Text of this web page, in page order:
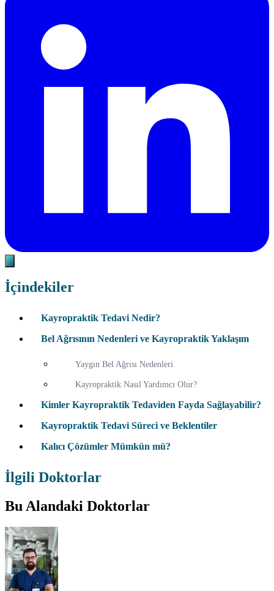
İçindekiler
Kayropraktik Tedavi Nedir?
Bel Ağrısının Nedenleri ve Kayropraktik Yaklaşım
Yaygın Bel Ağrısı Nedenleri
Kayropraktik Nasıl Yardımcı Olur?
Kimler Kayropraktik Tedaviden Fayda Sağlayabilir?
Kayropraktik Tedavi Süreci ve Beklentiler
Kalıcı Çözümler Mümkün mü?
İlgili Doktorlar
Bu Alandaki Doktorlar